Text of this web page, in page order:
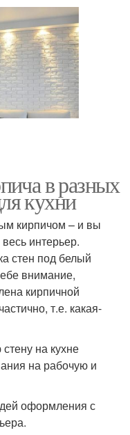
в разных
кухни
кирпичом – и вы
интерьер.
стен под белый
внимание,
кирпичной
т.е. какая-
на кухне
на рабочую и
оформления с